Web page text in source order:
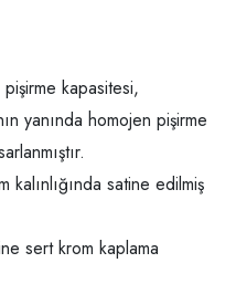
pişirme kapasitesi,
yanında homojen pişirme
satine edilmiş
sert krom kaplama